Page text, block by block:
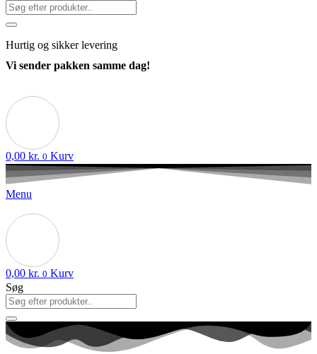
Hurtig og sikker levering
Vi sender pakken samme dag!
0,00 kr. 0 Kurv
Menu
0,00 kr. 0 Kurv
Søg